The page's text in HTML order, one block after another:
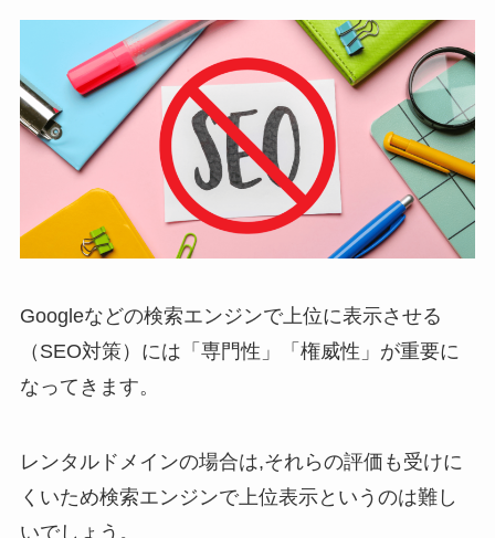
Googleなどの検索エンジンで上位に表示させる
（SEO対策）には「専門性」「権威性」が重要に
なってきます。
レンタルドメインの場合は,それらの評価も受けに
くいため検索エンジンで上位表示というのは難し
いでしょう。